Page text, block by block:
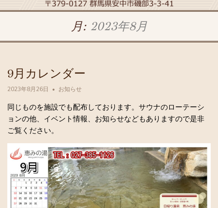
月: 2023年8月
9月カレンダー
2023年8月26日 お知らせ
同じものを施設でも配布しております。サウナのローテーシ
ョンの他、イベント情報、お知らせなどもありますので是非
ご覧ください。